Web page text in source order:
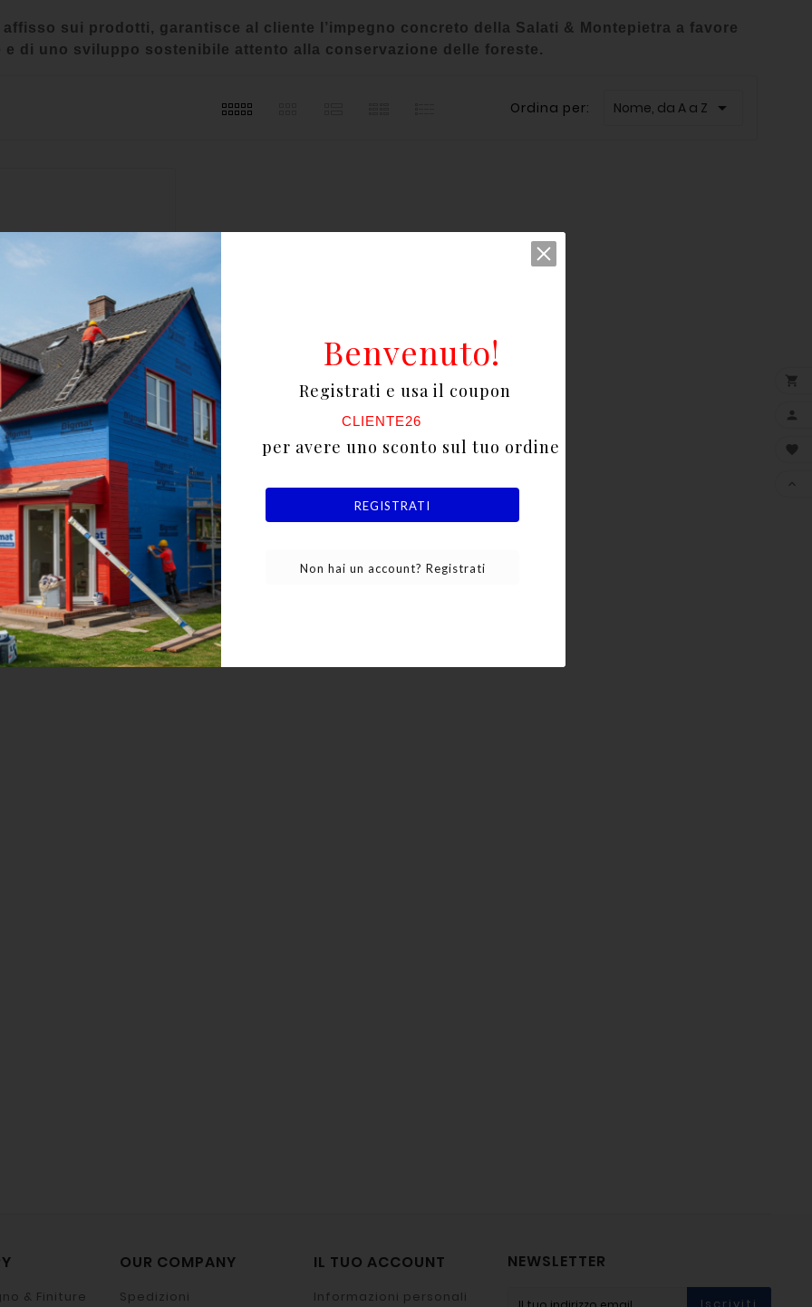
affisso sui prodotti, garantisce al cliente l’impegno concreto della Salati & Montepietra a favore
e di uno sviluppo sostenibile attento alla conservazione delle foreste.
Ordina per: Nome, da A a Z 
Legno ( 100 Pz )
26,13 €
& Finiture
OUR COMPANY
Spedizioni
IL TUO ACCOUNT
Informazioni personali
NEWSLETTER




REGISTRATI
Non hai un account? Registrati
Registrati e usa il coupon
per avere uno sconto sul tuo ordine
CLIENTE26
Benvenuto!